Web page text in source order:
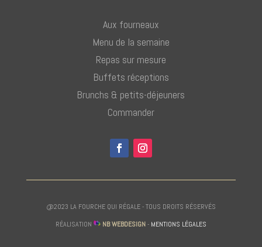
Aux fourneaux
Menu de la semaine
Repas sur mesure
Buffets réceptions
Brunchs & petits-déjeuners
Commander
@2023 LA FOURCHE QUI RÉGALE - TOUS DROITS RÉSERVÉS
RÉALISATION
NB WEBDESIGN- MENTIONS LÉGALES